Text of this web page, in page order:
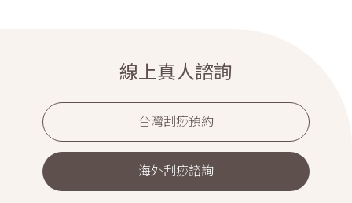
線上真人諮詢
台灣刮痧預約
海外刮痧諮詢